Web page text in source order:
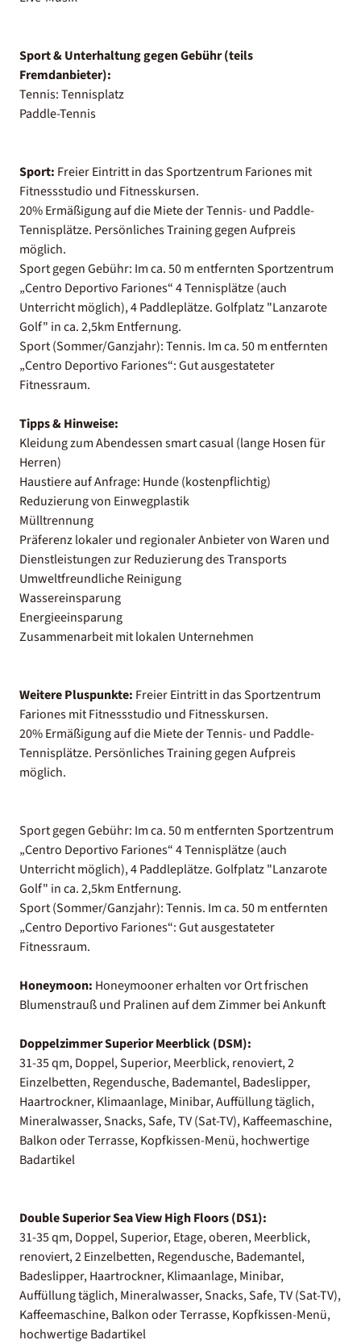
Sport & Unterhaltung gegen Gebühr (teils
Fremdanbieter):
Tennis: Tennisplatz
Paddle-Tennis
Sport: Freier Eintritt in das Sportzentrum Fariones mit
Fitnessstudio und Fitnesskursen.
20% Ermäßigung auf die Miete der Tennis- und Paddle-
Tennisplätze. Persönliches Training gegen Aufpreis
möglich.
Sport gegen Gebühr: Im ca. 50 m entfernten Sportzentrum
„Centro Deportivo Fariones“ 4 Tennisplätze (auch
Unterricht möglich), 4 Paddleplätze. Golfplatz "Lanzarote
Golf" in ca. 2,5km Entfernung.
Sport (Sommer/Ganzjahr): Tennis. Im ca. 50 m entfernten
„Centro Deportivo Fariones“: Gut ausgestateter
Fitnessraum.
Tipps & Hinweise:
Kleidung zum Abendessen smart casual (lange Hosen für
Herren)
Haustiere auf Anfrage: Hunde (kostenpflichtig)
Reduzierung von Einwegplastik
Mülltrennung
Präferenz lokaler und regionaler Anbieter von Waren und
Dienstleistungen zur Reduzierung des Transports
Umweltfreundliche Reinigung
Wassereinsparung
Energieeinsparung
Zusammenarbeit mit lokalen Unternehmen
Weitere Pluspunkte: Freier Eintritt in das Sportzentrum
Fariones mit Fitnessstudio und Fitnesskursen.
20% Ermäßigung auf die Miete der Tennis- und Paddle-
Tennisplätze. Persönliches Training gegen Aufpreis
möglich.
Sport gegen Gebühr: Im ca. 50 m entfernten Sportzentrum
„Centro Deportivo Fariones“ 4 Tennisplätze (auch
Unterricht möglich), 4 Paddleplätze. Golfplatz "Lanzarote
Golf" in ca. 2,5km Entfernung.
Sport (Sommer/Ganzjahr): Tennis. Im ca. 50 m entfernten
„Centro Deportivo Fariones“: Gut ausgestateter
Fitnessraum.
Honeymoon: Honeymooner erhalten vor Ort frischen
Blumenstrauß und Pralinen auf dem Zimmer bei Ankunft
Doppelzimmer Superior Meerblick (DSM):
31-35 qm, Doppel, Superior, Meerblick, renoviert, 2
Einzelbetten, Regendusche, Bademantel, Badeslipper,
Haartrockner, Klimaanlage, Minibar, Auffüllung täglich,
Mineralwasser, Snacks, Safe, TV (Sat-TV), Kaffeemaschine,
Balkon oder Terrasse, Kopfkissen-Menü, hochwertige
Badartikel
Double Superior Sea View High Floors (DS1):
31-35 qm, Doppel, Superior, Etage, oberen, Meerblick,
renoviert, 2 Einzelbetten, Regendusche, Bademantel,
Badeslipper, Haartrockner, Klimaanlage, Minibar,
Auffüllung täglich, Mineralwasser, Snacks, Safe, TV (Sat-TV),
Kaffeemaschine, Balkon oder Terrasse, Kopfkissen-Menü,
hochwertige Badartikel